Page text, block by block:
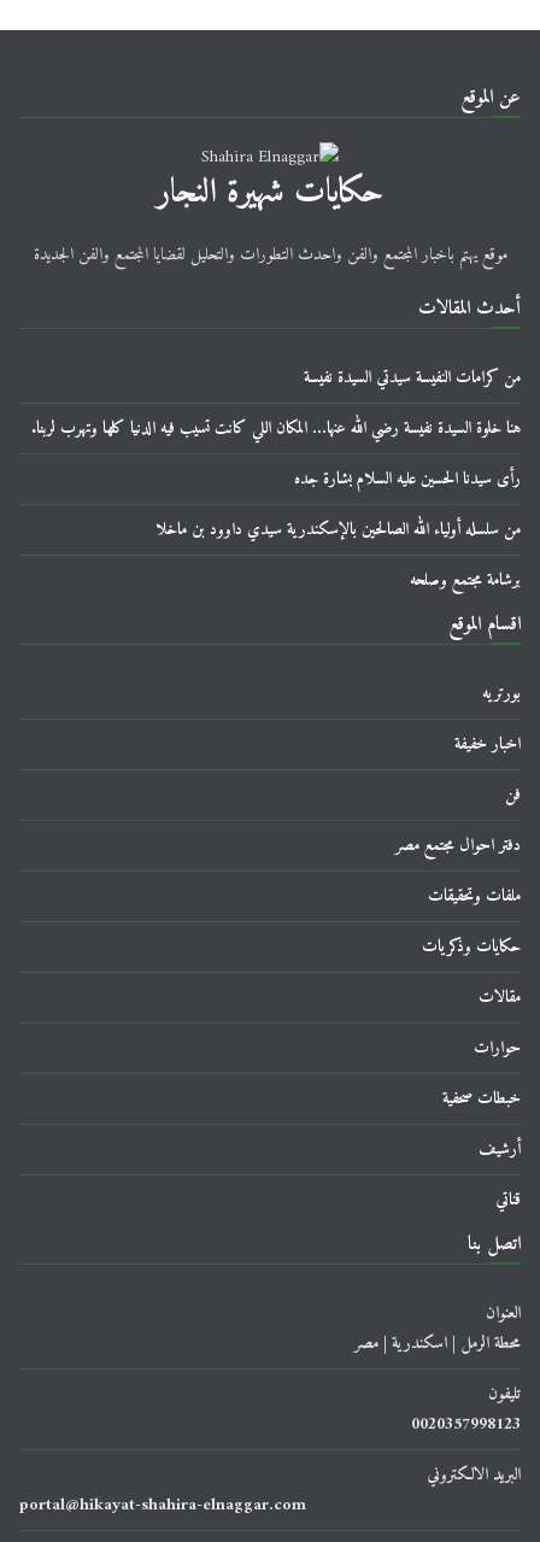
عن الموقع
حكايات شهيرة النجار
موقع يهتم باخبار المجتمع والفن واحدث التطورات والتحليل لقضايا المجتمع والفن الجديدة
أحدث المقالات
من كرامات النفيسة سيدتي السيدة نفيسة
هنا خلوة السيدة نفيسة رضي الله عنها… المكان اللي كانت تسيب فيه الدنيا كلها وتهرب لربنا.
رأى سيدنا الحسين عليه السلام بشارة جده
من سلسله أولياء الله الصالحين بالإسكندرية سيدي داوود بن ماخلا
برشامة مجتمع وصلحه
اقسام الموقع
بورتريه
اخبار خفيفة
فن
دفتر احوال مجتمع مصر
ملفات وتحقيقات
حكايات وذكريات
مقالات
حوارات
خبطات صحفية
أرشيف
قناتي
اتصل بنا
العنوان
محطة الرمل | اسكندرية | مصر
تليفون
0020357998123
البريد الالكتروني
portal@hikayat-shahira-elnaggar.com